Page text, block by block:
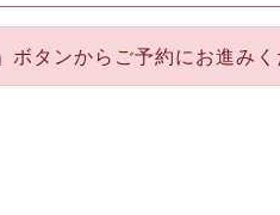
タンからご予約にお進みく